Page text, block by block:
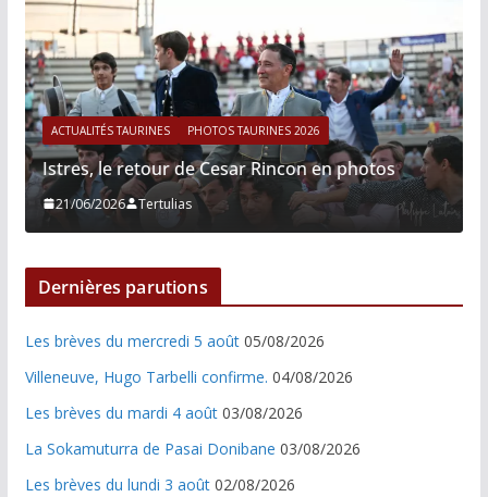
ACTUALITÉS TAURINES PHOTOS TAURINES 2026
Istres, le retour de Cesar Rincon en photos
21/06/2026 Tertulias
Dernières parutions
Les brèves du mercredi 5 août 05/08/2026
Villeneuve, Hugo Tarbelli confirme. 04/08/2026
Les brèves du mardi 4 août 03/08/2026
La Sokamuturra de Pasai Donibane 03/08/2026
Les brèves du lundi 3 août 02/08/2026